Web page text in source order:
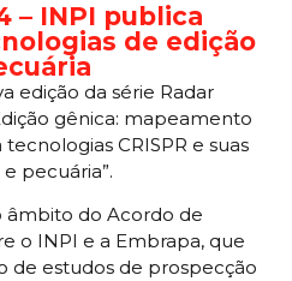
– INPI publica
de edição
edição da série Radar
gênica: mapeamento
CRISPR e suas
pecuária”.
âmbito do Acordo de
o INPI e a Embrapa, que
de estudos de prospecção